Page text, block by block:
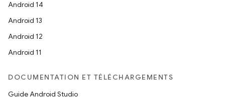
Android 14
Android 13
Android 12
Android 11
DOCUMENTATION ET TÉLÉCHARGEMENTS
Guide Android Studio